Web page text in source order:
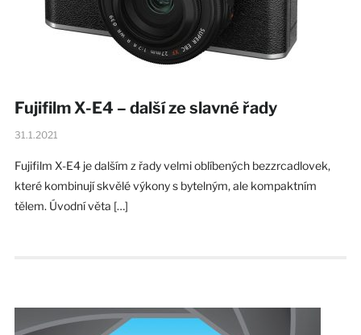
Fujifilm X-E4 – další ze slavné řady
31.1.2021
Fujifilm X-E4 je dalším z řady velmi oblíbených bezzrcadlovek,
které kombinují skvělé výkony s bytelným, ale kompaktním
tělem. Úvodní věta […]